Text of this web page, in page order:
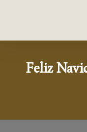
Feliz